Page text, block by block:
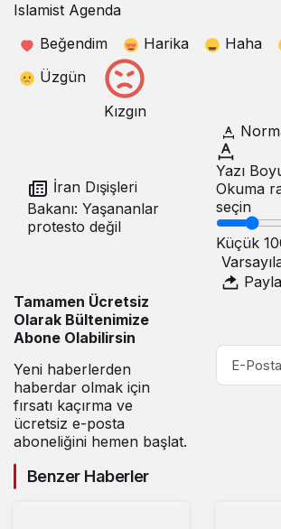
Islamist Agenda
Beğendim
Harika Haha
Üzgün
Kızgın
İran Dışişleri
Bakanı: Yaşananlar
protesto değil
Yazı
Okuma
seçin
Küçük
Tamamen Ücretsiz
Olarak Bültenimize
Abone Olabilirsin
Yeni haberlerden
haberdar olmak için
fırsatı kaçırma ve
ücretsiz e-posta
aboneliğini hemen başlat.
Benzer Haberler